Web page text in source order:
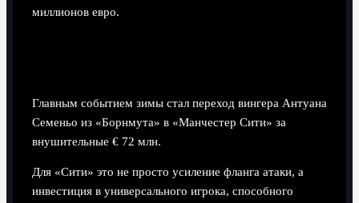
миллионов евро.
Главным событием зимы стал переход вингера Антуана
Семеньо из «Борнмута» в «Манчестер Сити» за
внушительные € 72 млн.
Для «Сити» это не просто усиление фланга атаки, а
инвестиция в универсального игрока, способного